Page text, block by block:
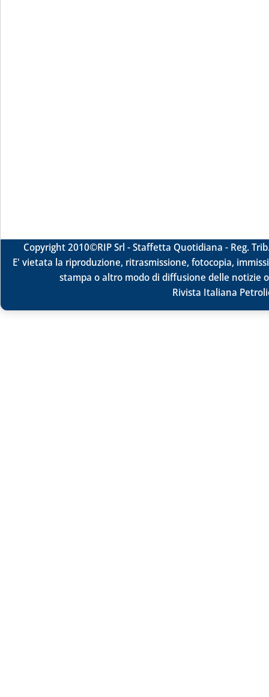
Copyright 2010©RIP Srl -Staffetta Quotidiana - Reg.
E' vietata la riproduzione, ritrasmissione, fotocopia,
stampa o altro modo di diffusione delle notizie
Rivista Italiana